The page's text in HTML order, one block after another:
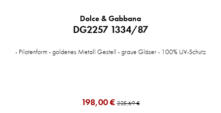
Dolce & Gabbana
DG2257 1334/87
- Pilotenform - goldenes Metall Gestell - graue Gläser - 100% UV-Schutz
198,00 € 225,69 €